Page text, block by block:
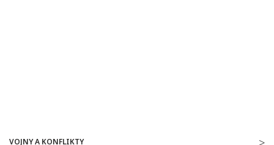
VOJNY A KONFLIKTY